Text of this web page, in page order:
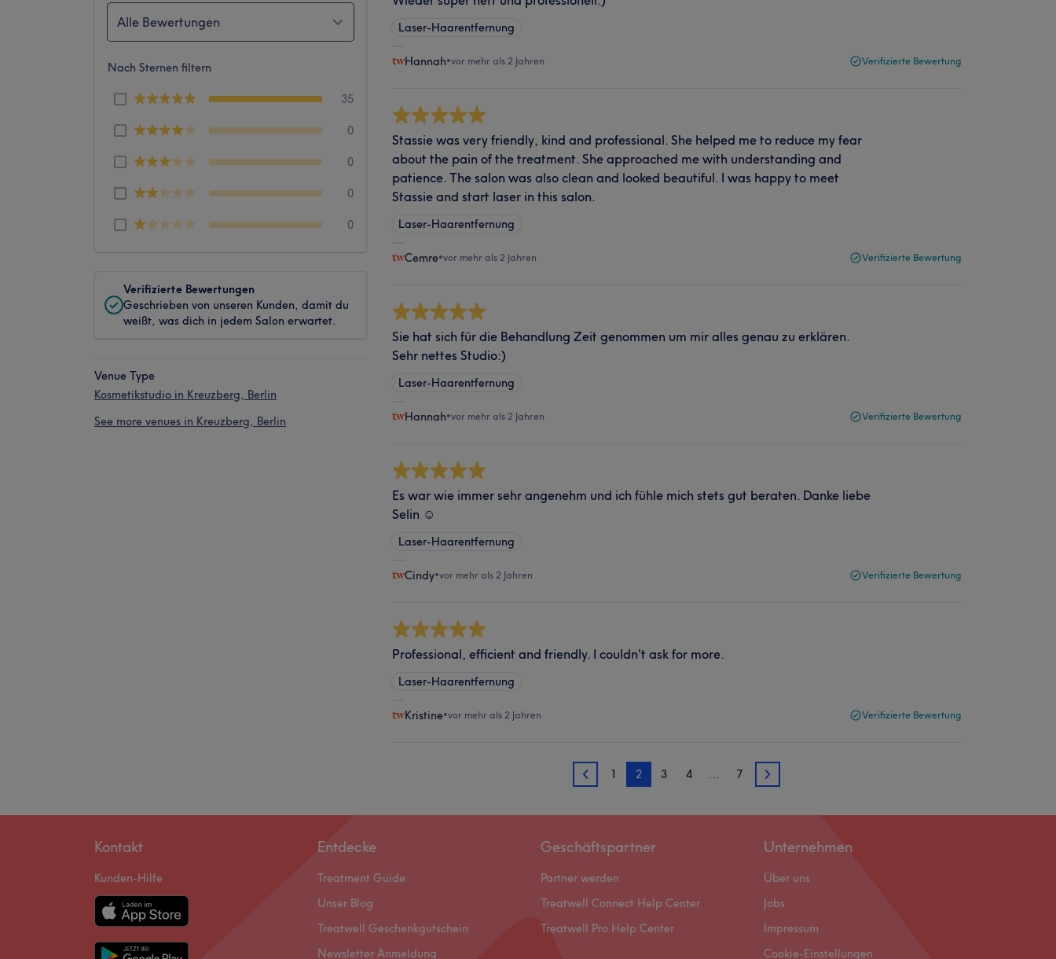
Alle Bewertungen
Nach Sternen filtern
35
0
0
0
0
Verifizierte Bewertungen
Geschrieben von unseren Kunden, damit du
weißt, was dich in jedem Salon erwartet.
Venue Type
Kosmetikstudio in Kreuzberg, Berlin
See more venues in Kreuzberg, Berlin
Laser-Haarentfernung
Hannah•vor mehr als 2 Jahren Verifizierte Bewertung
Stassie was very friendly, kind and professional. She helped me to reduce my fear
about the pain of the treatment. She approached me with understanding and
patience. The salon was also clean and looked beautiful. I was happy to meet
Stassie and start laser in this salon.
Laser-Haarentfernung
Cemre•vor mehr als 2 Jahren Verifizierte Bewertung
Sie hat sich für die Behandlung Zeit genommen um mir alles genau zu erklären.
Sehr nettes Studio:)
Laser-Haarentfernung
Hannah•vor mehr als 2 Jahren Verifizierte Bewertung
Es war wie immer sehr angenehm und ich fühle mich stets gut beraten. Danke liebe
Selin ☺️
Laser-Haarentfernung
Cindy•vor mehr als 2 Jahren Verifizierte Bewertung
Professional, efficient and friendly. I couldn't ask for more.
Laser-Haarentfernung
Kristine•vor mehr als 2 Jahren Verifizierte Bewertung
1 1 2 3 4 … 7 3
Kontakt
Kunden-Hilfe
Entdecke
Treatment Guide
Unser Blog
Treatwell Geschenkgutschein
Newsletter Anmeldung
Geschäftspartner
Partner werden
Treatwell Connect Help Center
Treatwell Pro Help Center
Unternehmen
Über uns
Jobs
Impressum
Cookie-Einstellungen